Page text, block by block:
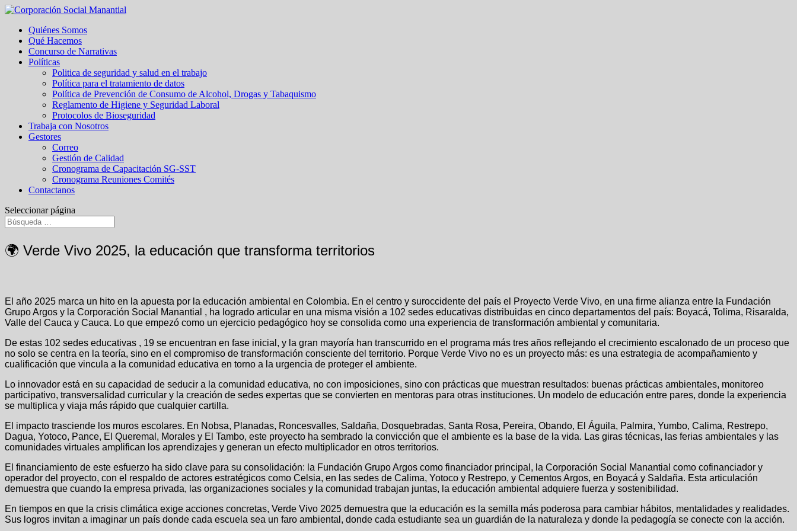
Quiénes Somos
Qué Hacemos
Concurso de Narrativas
Políticas
Politica de seguridad y salud en el trabajo
Política para el tratamiento de datos
Política de Prevención de Consumo de Alcohol, Drogas y Tabaquismo
Reglamento de Higiene y Seguridad Laboral
Protocolos de Bioseguridad
Trabaja con Nosotros
Gestores
Correo
Gestión de Calidad
Cronograma de Capacitación SG-SST
Cronograma Reuniones Comités
Contactanos
Seleccionar página
🌍 Verde Vivo 2025, la educación que transforma territorios
El año 2025 marca un hito en la apuesta por la educación ambiental en Colombia. En el centro y suroccidente del país el Proyecto Verde Vivo, en una firme alianza entre la Fundación
Grupo Argos y la Corporación Social Manantial , ha logrado articular en una misma visión a 102 sedes educativas distribuidas en cinco departamentos del país: Boyacá, Tolima, Risaralda,
Valle del Cauca y Cauca. Lo que empezó como un ejercicio pedagógico hoy se consolida como una experiencia de transformación ambiental y comunitaria.
De estas 102 sedes educativas , 19 se encuentran en fase inicial, y la gran mayoría han transcurrido en el programa más tres años reflejando el crecimiento escalonado de un proceso que
no solo se centra en la teoría, sino en el compromiso de transformación consciente del territorio. Porque Verde Vivo no es un proyecto más: es una estrategia de acompañamiento y
cualificación que vincula a la comunidad educativa en torno a la urgencia de proteger el ambiente.
Lo innovador está en su capacidad de seducir a la comunidad educativa, no con imposiciones, sino con prácticas que muestran resultados: buenas prácticas ambientales, monitoreo
participativo, transversalidad curricular y la creación de sedes expertas que se convierten en mentoras para otras instituciones. Un modelo de educación entre pares, donde la experiencia
se multiplica y viaja más rápido que cualquier cartilla.
El impacto trasciende los muros escolares. En Nobsa, Planadas, Roncesvalles, Saldaña, Dosquebradas, Santa Rosa, Pereira, Obando, El Águila, Palmira, Yumbo, Calima, Restrepo,
Dagua, Yotoco, Pance, El Queremal, Morales y El Tambo, este proyecto ha sembrado la convicción que el ambiente es la base de la vida. Las giras técnicas, las ferias ambientales y las
comunidades virtuales amplifican los aprendizajes y generan un efecto multiplicador en otros territorios.
El financiamiento de este esfuerzo ha sido clave para su consolidación: la Fundación Grupo Argos como financiador principal, la Corporación Social Manantial como cofinanciador y
operador del proyecto, con el respaldo de actores estratégicos como Celsia, en las sedes de Calima, Yotoco y Restrepo, y Cementos Argos, en Boyacá y Saldaña. Esta articulación
demuestra que cuando la empresa privada, las organizaciones sociales y la comunidad trabajan juntas, la educación ambiental adquiere fuerza y sostenibilidad.
En tiempos en que la crisis climática exige acciones concretas, Verde Vivo 2025 demuestra que la educación es la semilla más poderosa para cambiar hábitos, mentalidades y realidades.
Sus logros invitan a imaginar un país donde cada escuela sea un faro ambiental, donde cada estudiante sea un guardián de la naturaleza y donde la pedagogía se conecte con la acción.